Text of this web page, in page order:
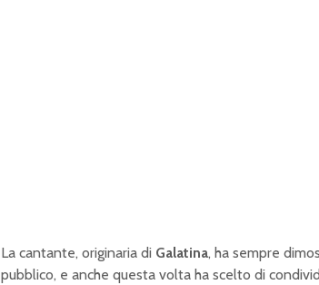
La cantante, originaria di Galatina, ha sempre
pubblico, e anche questa volta ha scelto di